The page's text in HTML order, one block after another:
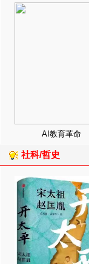
AI教育革命
社科/哲史